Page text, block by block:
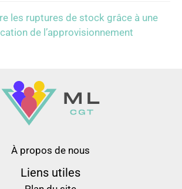
les ruptures de stock grâce à une
de l’approvisionnement
À propos de nous
Liens utiles